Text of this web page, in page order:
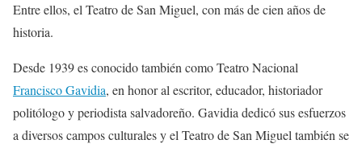
Entre ellos, el Teatro de San Miguel, con más de cien años de
historia.
Desde 1939 es conocido también como Teatro Nacional
Francisco Gavidia, en honor al escritor, educador, historiador
politólogo y periodista salvadoreño. Gavidia dedicó sus esfuerzos
a diversos campos culturales y el Teatro de San Miguel también se